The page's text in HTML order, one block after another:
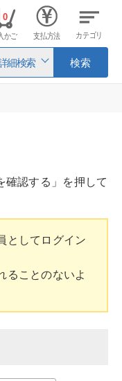
細検索 検索
かご
0
支払方法 カテゴリ
確認する」を押して
としてログイン
ることのないよ